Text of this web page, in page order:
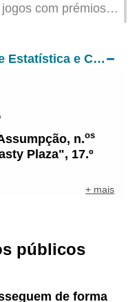
com prémios
Direcção dos Serviços de Estatística e Censos
n.os
Plaza", 17.º
+ mais
públicos
de forma